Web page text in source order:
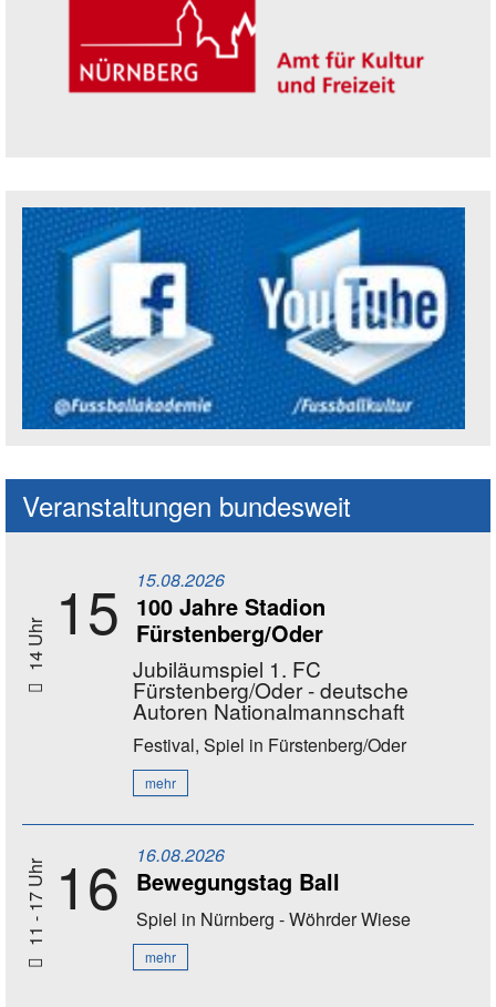
Social Media Kanäle der Akademie
Veranstaltungen bundesweit
14 Uhr 15 15.08.2026
100 Jahre Stadion
Fürstenberg/Oder
Jubiläumspiel 1. FC
Fürstenberg/Oder - deutsche
Autoren Nationalmannschaft
Festival, Spiel in Fürstenberg/Oder
mehr
11 - 17 Uhr 16 16.08.2026
Bewegungstag Ball
Spiel in Nürnberg - Wöhrder Wiese
mehr